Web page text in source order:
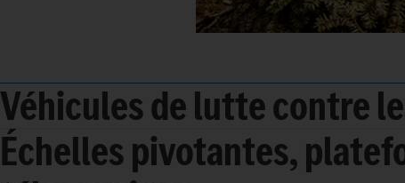
Véhicules de lutte contre
Échelles pivotantes,